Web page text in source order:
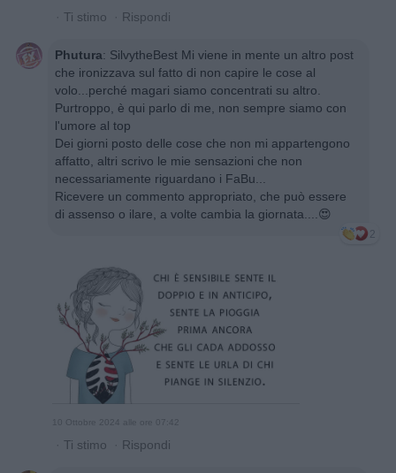
· Ti stimo · Rispondi
Phutura: SilvytheBest Mi viene in mente un altro post
che ironizzava sul fatto di non capire le cose al
volo...perché magari siamo concentrati su altro.
Purtroppo, è qui parlo di me, non sempre siamo con
l'umore al top
Dei giorni posto delle cose che non mi appartengono
affatto, altri scrivo le mie sensazioni che non
necessariamente riguardano i FaBu...
Ricevere un commento appropriato, che può essere
di assenso o ilare, a volte cambia la giornata....😍
2
10 Ottobre 2024 alle ore 07:42
· Ti stimo · Rispondi